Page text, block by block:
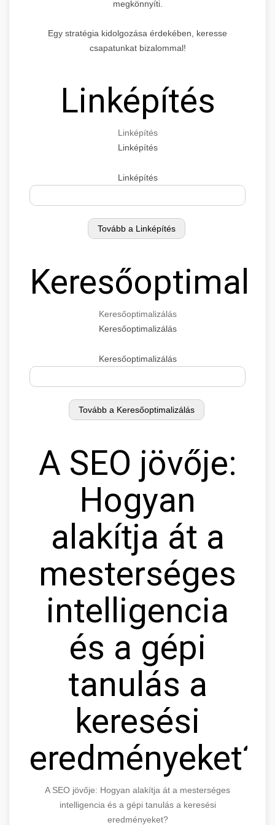
megkönnyíti.
Egy stratégia kidolgozása érdekében, keresse
csapatunkat bizalommal!
Linképítés
Linképítés
Linképítés
Linképítés
Keresőoptimalizálás
Keresőoptimalizálás
Keresőoptimalizálás
A SEO jövője:
Hogyan
alakítja át a
mesterséges
intelligencia
és a gépi
tanulás a
keresési
eredményeket?
A SEO jövője: Hogyan alakítja át a mesterséges
intelligencia és a gépi tanulás a keresési
eredményeket?